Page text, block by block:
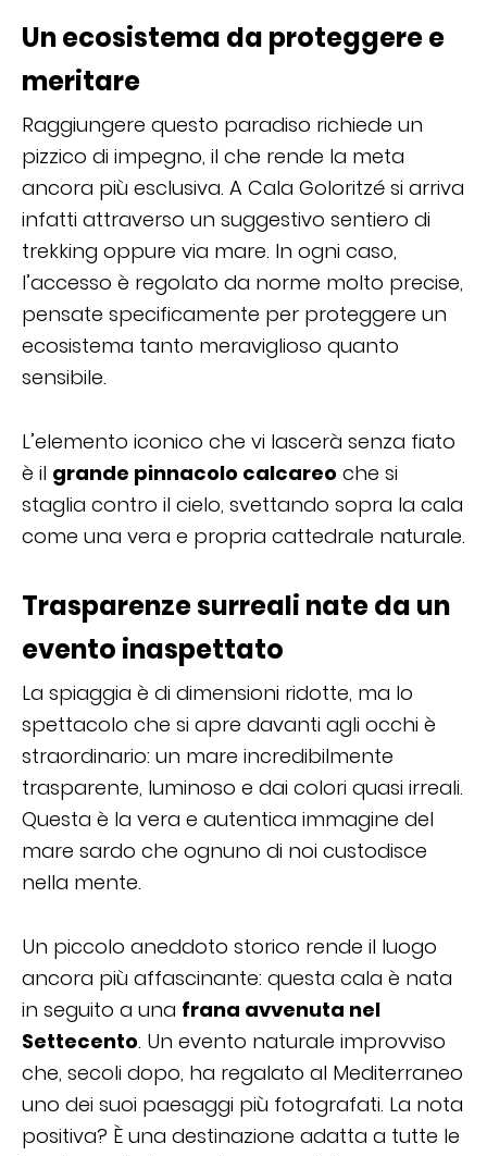
Un ecosistema da proteggere e
meritare
Raggiungere questo paradiso richiede un
pizzico di impegno, il che rende la meta
ancora più esclusiva. A Cala Goloritzé si arriva
infatti attraverso un suggestivo sentiero di
trekking oppure via mare. In ogni caso,
l’accesso è regolato da norme molto precise,
pensate specificamente per proteggere un
ecosistema tanto meraviglioso quanto
sensibile.
L’elemento iconico che vi lascerà senza fiato
è il grande pinnacolo calcareo che si
staglia contro il cielo, svettando sopra la cala
come una vera e propria cattedrale naturale.
Trasparenze surreali nate da un
evento inaspettato
La spiaggia è di dimensioni ridotte, ma lo
spettacolo che si apre davanti agli occhi è
straordinario: un mare incredibilmente
trasparente, luminoso e dai colori quasi irreali.
Questa è la vera e autentica immagine del
mare sardo che ognuno di noi custodisce
nella mente.
Un piccolo aneddoto storico rende il luogo
ancora più affascinante: questa cala è nata
in seguito a una frana avvenuta nel
Settecento. Un evento naturale improvviso
che, secoli dopo, ha regalato al Mediterraneo
uno dei suoi paesaggi più fotografati. La nota
positiva? È una destinazione adatta a tutte le